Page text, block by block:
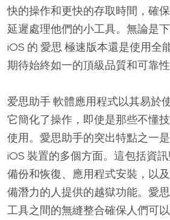
快的操作和更快的存取時間，確
延遲處理他們的小工具。無論是
iOS 的 愛思 極速版本還是使用全
期待始終如一的頂級品質和可靠性
爱思助手 軟體應用程式以其易於
它簡化了操作，即使是那些不懂
使用。愛思助手的突出特點之一
iOS 裝置的多個方面。這包括資訊
備份和恢復、應用程式安裝，以
備潛力的人提供的越獄功能。愛
工具之間的無縫整合確保人們可